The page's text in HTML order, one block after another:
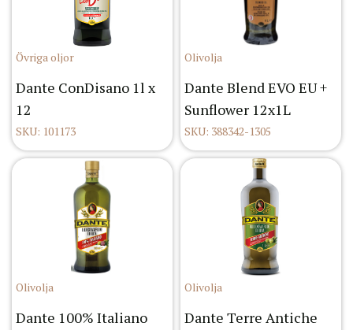
Övriga oljor
Dante ConDisano 1l x
12
SKU: 101173
Olivolja
Dante Blend EVO EU +
Sunflower 12x1L
SKU: 388342-1305
Olivolja
Dante 100% Italiano
Olivolja
Dante Terre Antiche